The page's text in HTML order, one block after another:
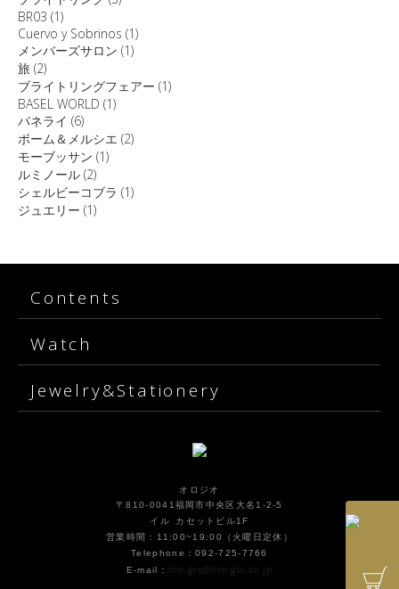
BR03 (1)
Cuervo y Sobrinos (1)
メンバーズサロン (1)
旅 (2)
ブライトリングフェアー (1)
BASEL WORLD (1)
パネライ (6)
ボーム＆メルシエ (2)
モーブッサン (1)
ルミノール (2)
シェルビーコブラ (1)
ジュエリー (1)
Contents
Watch
Jewelry&Stationery
オロジオ
〒810-0041福岡市中央区大名1-2-5
イル カセットビル1F
営業時間：11:00~19:00（火曜日定休）
Telephone：092-725-7766
E-mail： oro-gio@oro-gio.co.jp